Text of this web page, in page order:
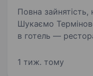
Повна зайнятість,
Шукаємо
в готель —
та харчування
1 тиж. тому